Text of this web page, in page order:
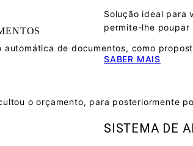
Solução ideal para
permite-lhe poupar
SABER MAIS
SISTEMA DE
de documentos, como
o orçamento, para posteriormente